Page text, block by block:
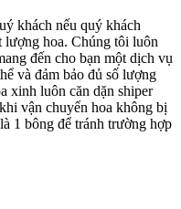
khách nếu quý khách
lượng hoa. Chúng tôi luôn
đến cho bạn một dịch vụ
và đảm bảo đủ số lượng
xinh luôn căn dặn shiper
vận chuyển hoa không bị
1 bông để tránh trường hợp